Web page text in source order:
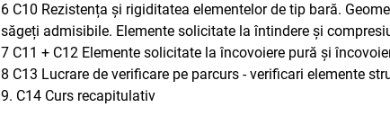
6 C10 Rezistența și rigiditatea elementelor de tip bară.
săgeți admisibile. Elemente solicitate la întindere și
7 C11 + C12 Elemente solicitate la încovoiere pură și
8 C13 Lucrare de verificare pe parcurs - verificari elemente
9. C14 Curs recapitulativ